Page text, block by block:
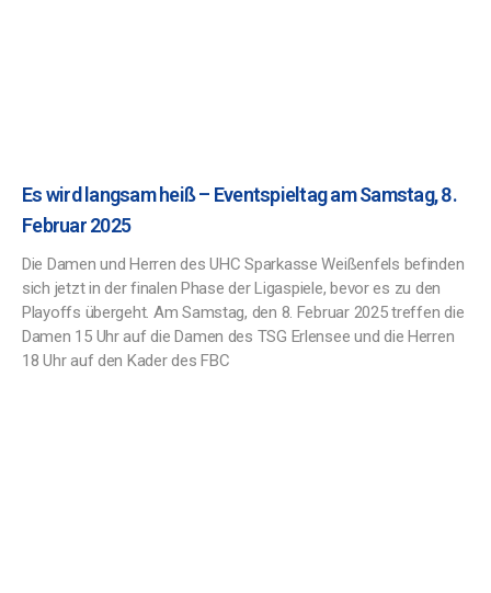
Es wird langsam heiß – Eventspieltag am Samstag, 8.
Februar 2025
Die Damen und Herren des UHC Sparkasse Weißenfels befinden
sich jetzt in der finalen Phase der Ligaspiele, bevor es zu den
Playoffs übergeht. Am Samstag, den 8. Februar 2025 treffen die
Damen 15 Uhr auf die Damen des TSG Erlensee und die Herren
18 Uhr auf den Kader des FBC